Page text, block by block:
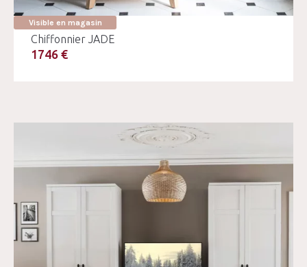
Visible en magasin
Chiffonnier JADE
1746 €